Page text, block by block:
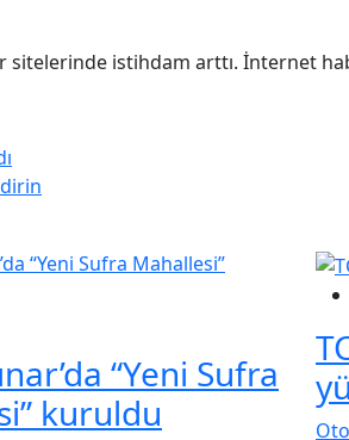
istihdam arttı. İnternet
“Yeni Sufra
kuruldu